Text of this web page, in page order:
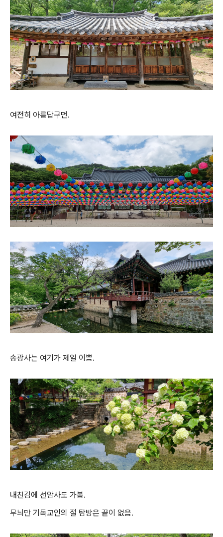
여전히 아름답구먼.
송광사는 여기가 제일 이쁨.
내친김에 선암사도 가봄.
무늬만 기독교인의 절 탐방은 끝이 없음.